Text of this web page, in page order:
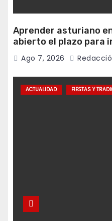
Aprender asturiano
abierto el plazo para
programa Falamos
Ago 7, 2026
ACTUALIDAD FIESTAS Y